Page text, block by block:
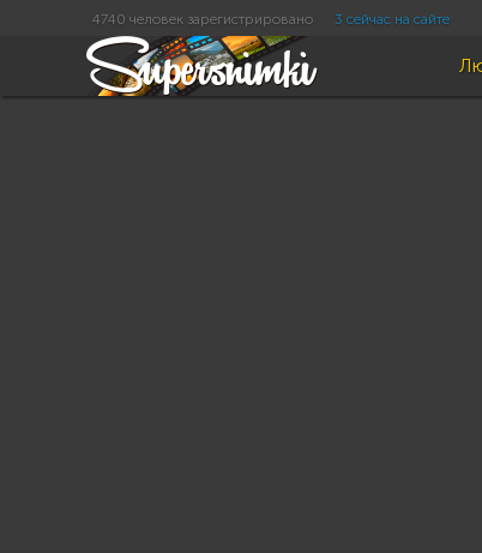
4740 человек зарегистрировано 3 сейчас на сайте